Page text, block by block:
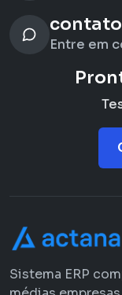
Entre em
Sistema ERP